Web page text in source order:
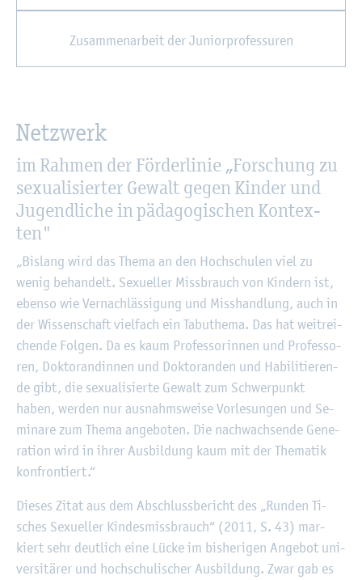
Zu­sam­men­ar­beit der Ju­ni­or­pro­fes­su­ren
Netz­werk
im Rah­men der För­der­li­nie „For­schung zu
se­xua­li­sier­ter Ge­walt gegen Kin­der und
Ju­gend­li­che in päd­ago­gi­schen Kon­tex­
ten"
„Bis­lang wird das Thema an den Hoch­schu­len viel zu
wenig be­han­delt. Se­xu­el­ler Miss­brauch von Kin­dern ist,
eben­so wie Ver­nach­läs­si­gung und Miss­hand­lung, auch in
der Wis­sen­schaft viel­fach ein Ta­bu­the­ma. Das hat weit­rei­
chen­de Fol­gen. Da es kaum Pro­fes­so­rin­nen und Pro­fes­so­
ren, Dok­to­ran­din­nen und Dok­to­ran­den und Ha­bi­li­tie­ren­
de gibt, die se­xua­li­sier­te Ge­walt zum Schwer­punkt
haben, wer­den nur aus­nahms­wei­se Vor­le­sun­gen und Se­
mi­na­re zum Thema an­ge­bo­ten. Die nach­wach­sen­de Ge­ne­
ra­ti­on wird in ihrer Aus­bil­dung kaum mit der The­ma­tik
kon­fron­tiert.“
Die­ses Zitat aus dem Ab­schluss­be­richt des „Run­den Ti­
sches Se­xu­el­ler Kin­des­miss­brauch“ (2011, S. 43) mar­
kiert sehr deut­lich eine Lücke im bis­he­ri­gen An­ge­bot uni­
ver­si­tä­rer und hoch­schu­li­scher Aus­bil­dung. Zwar gab es